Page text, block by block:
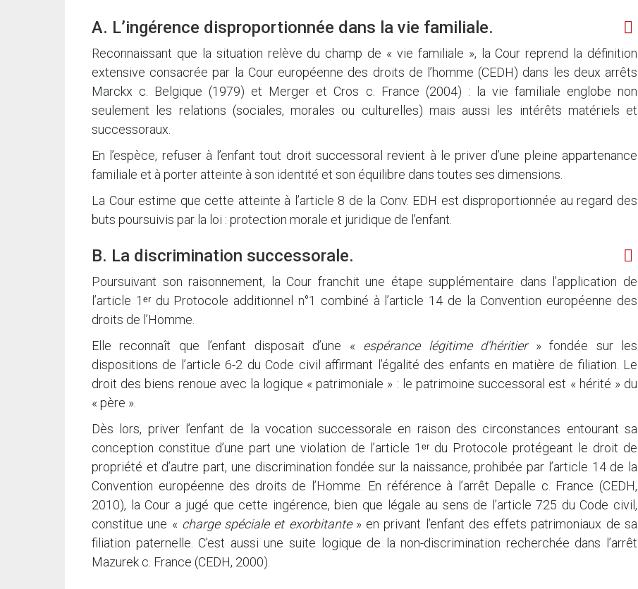
A. L’ingérence disproportionnée dans la vie familiale.
Reconnaissant que la situation relève du champ de « vie familiale », la Cour reprend la définition
extensive consacrée par la Cour européenne des droits de l’homme (CEDH) dans les deux arrêts
Marckx c. Belgique (1979) et Merger et Cros c. France (2004) : la vie familiale englobe non
seulement les relations (sociales, morales ou culturelles) mais aussi les intérêts matériels et
successoraux.
En l’espèce, refuser à l’enfant tout droit successoral revient à le priver d’une pleine appartenance
familiale et à porter atteinte à son identité et son équilibre dans toutes ses dimensions.
La Cour estime que cette atteinte à l’article 8 de la Conv. EDH est disproportionnée au regard des
buts poursuivis par la loi : protection morale et juridique de l’enfant.
B. La discrimination successorale.
Poursuivant son raisonnement, la Cour franchit une étape supplémentaire dans l’application de
l’article 1ᵉʳ du Protocole additionnel n°1 combiné à l’article 14 de la Convention européenne des
droits de l’Homme.
Elle reconnaît que l’enfant disposait d’une « espérance légitime d’héritier» fondée sur les
dispositions de l’article 6-2 du Code civil affirmant l’égalité des enfants en matière de filiation. Le
droit des biens renoue avec la logique « patrimoniale » : le patrimoine successoral est « hérité » du
« père ».
Dès lors, priver l’enfant de la vocation successorale en raison des circonstances entourant sa
conception constitue d’une part une violation de l’article 1ᵉʳ du Protocole protégeant le droit de
propriété et d’autre part, une discrimination fondée sur la naissance, prohibée par l’article 14 de la
Convention européenne des droits de l’Homme. En référence à l’arrêt Depalle c. France (CEDH,
2010), la Cour a jugé que cette ingérence, bien que légale au sens de l’article 725 du Code civil,
constitue une « charge spéciale et exorbitante» en privant l’enfant des effets patrimoniaux de sa
filiation paternelle. C’est aussi une suite logique de la non-discrimination recherchée dans l’arrêt
Mazurek c. France (CEDH, 2000).